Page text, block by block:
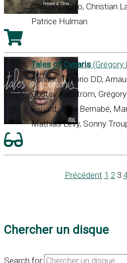
Castry, Zagalo, Christian
Patrice Hulman
Tales of Cyparis (Grégory
Adriano Tenório DD,
Gustav Karlström,
Renard, Joby Bernabé,
Mathias Lévy, Sonny
Précédent 1 2 3
Chercher un disque
Search for: